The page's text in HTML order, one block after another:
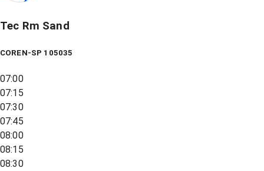
Tec Rm Sand
COREN-SP 105035
07:00
07:15
07:30
07:45
08:00
08:15
08:30